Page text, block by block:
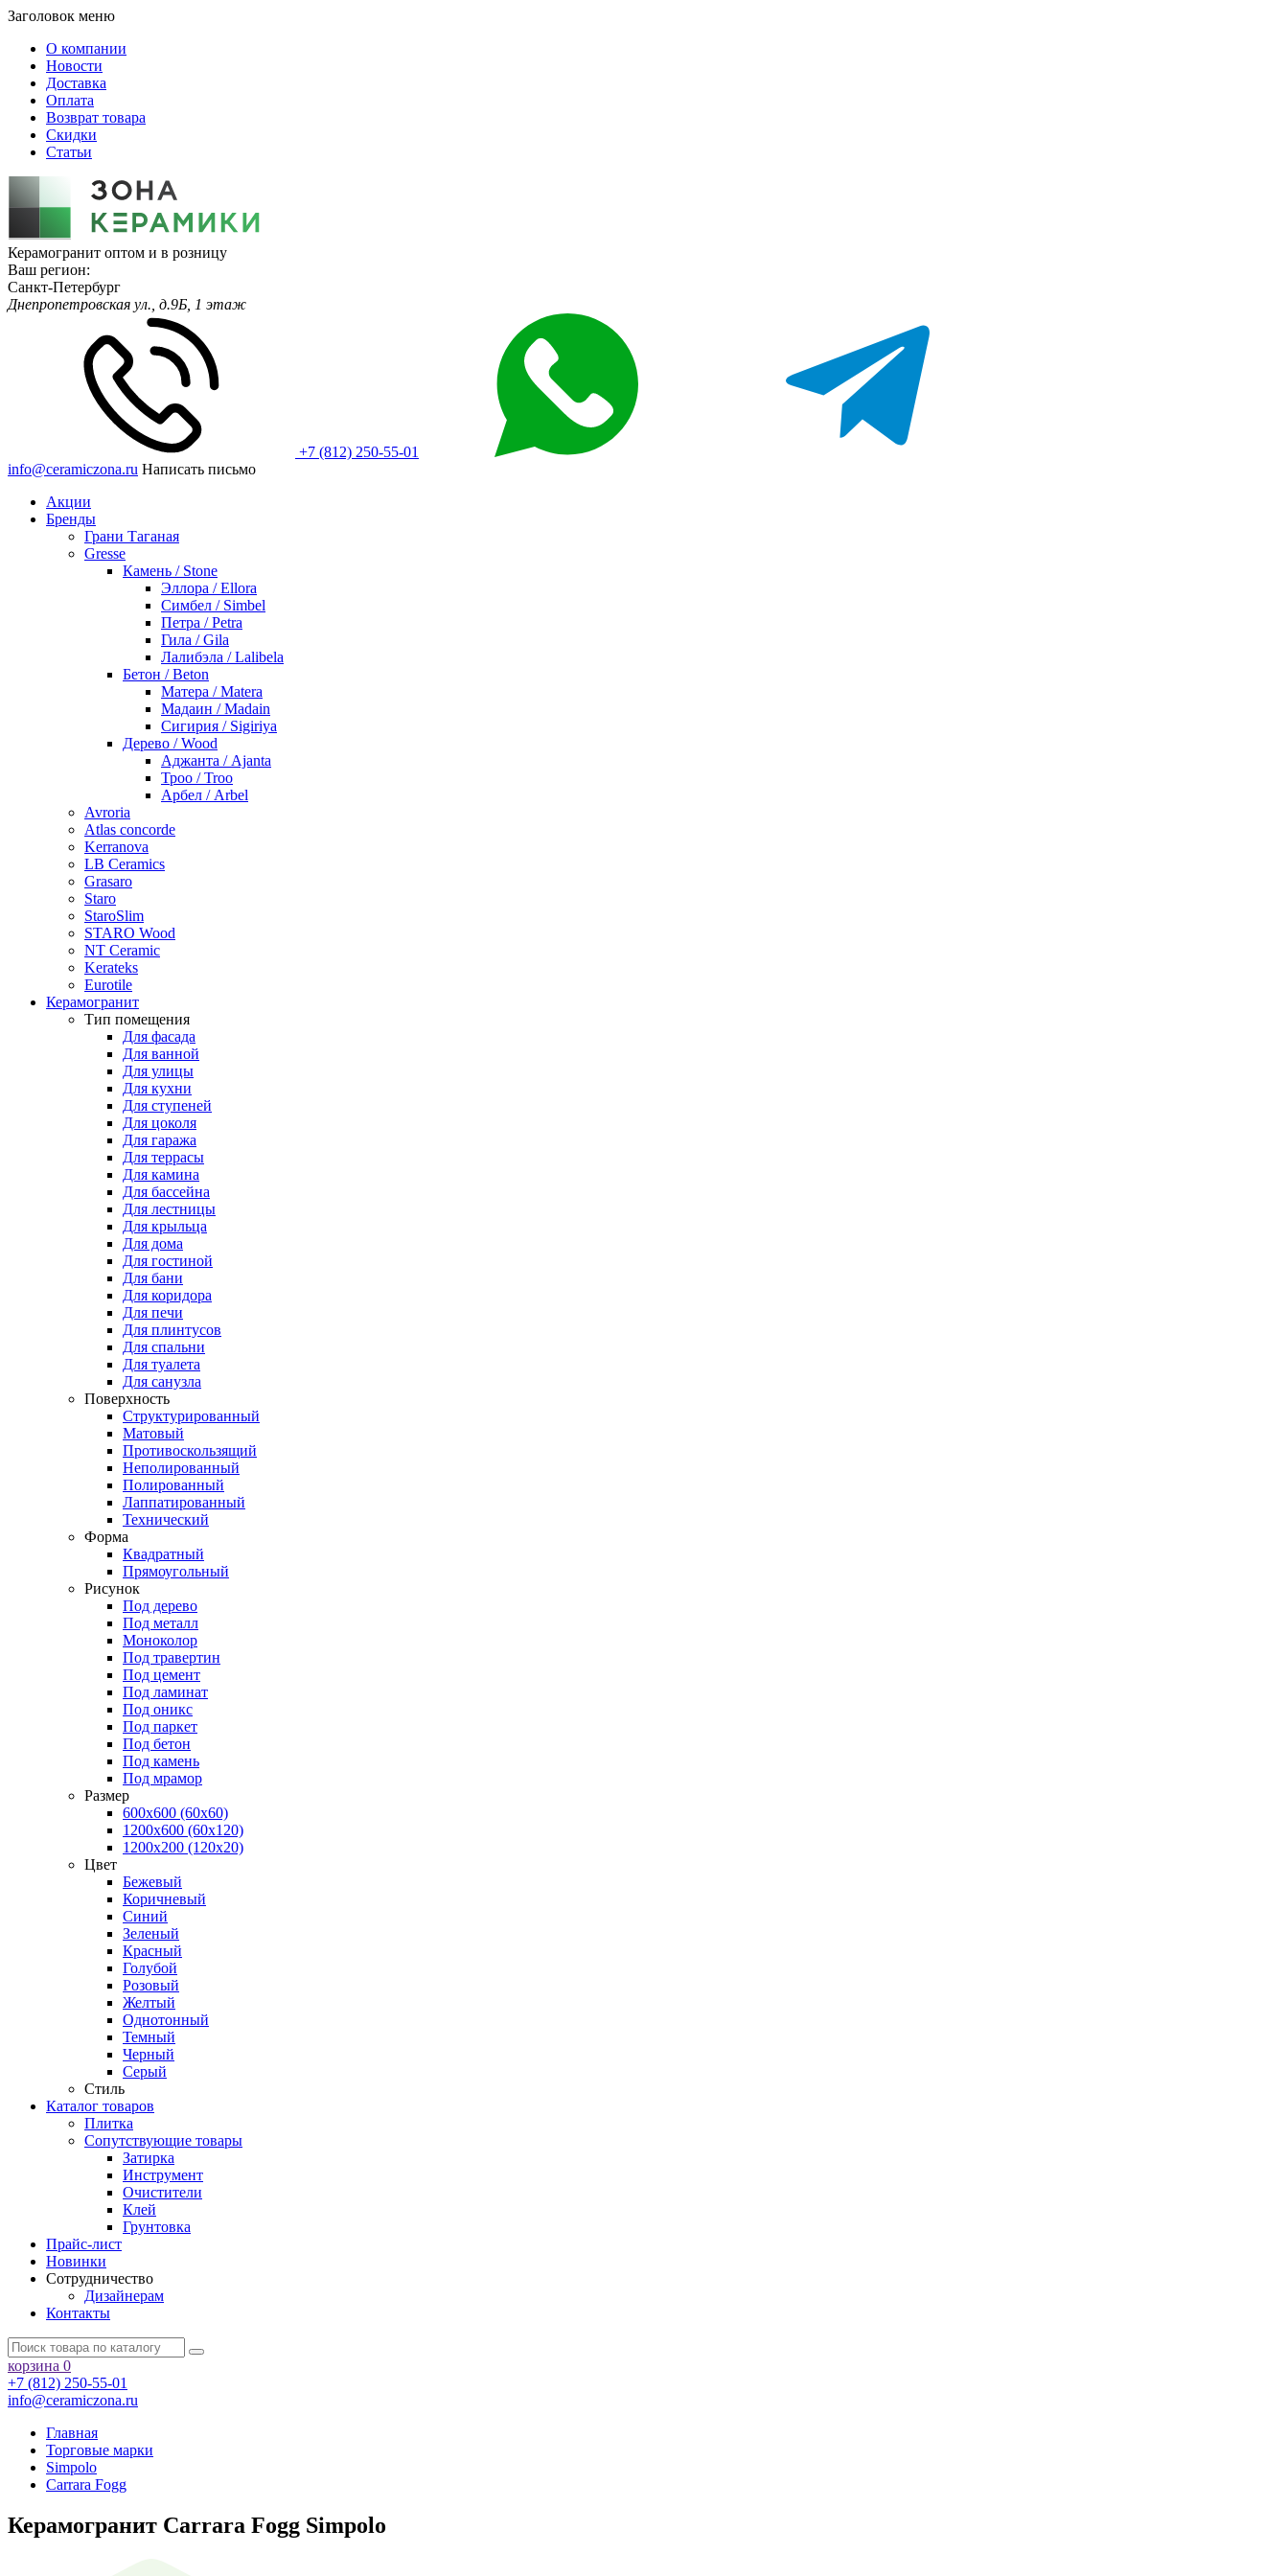
Заголовок меню
О компании
Новости
Доставка
Оплата
Возврат товара
Скидки
Статьи
Керамогранит оптом и в розницу
Ваш регион:
Санкт-Петербург
Днепропетровская ул., д.9Б, 1 этаж
+7 (812) 250-55-01
info@ceramiczona.ru Написать письмо
Акции
Бренды
Грани Таганая
Gresse
Камень / Stone
Эллора / Ellora
Симбел / Simbel
Петра / Petra
Гила / Gila
Лалибэла / Lalibela
Бетон / Beton
Матера / Matera
Мадаин / Madain
Сигирия / Sigiriya
Дерево / Wood
Аджанта / Ajanta
Троо / Troo
Арбел / Arbel
Avroria
Atlas concorde
Kerranova
LB Ceramics
Grasaro
Staro
StaroSlim
STARO Wood
NT Ceramic
Kerateks
Eurotile
Керамогранит
Тип помещения
Для фасада
Для ванной
Для улицы
Для кухни
Для ступеней
Для цоколя
Для гаража
Для террасы
Для камина
Для бассейна
Для лестницы
Для крыльца
Для дома
Для гостиной
Для бани
Для коридора
Для печи
Для плинтусов
Для спальни
Для туалета
Для санузла
Поверхность
Структурированный
Матовый
Противоскользящий
Неполированный
Полированный
Лаппатированный
Технический
Форма
Квадратный
Прямоугольный
Рисунок
Под дерево
Под металл
Моноколор
Под травертин
Под цемент
Под ламинат
Под оникс
Под паркет
Под бетон
Под камень
Под мрамор
Размер
600х600 (60х60)
1200х600 (60х120)
1200х200 (120x20)
Цвет
Бежевый
Коричневый
Синий
Зеленый
Красный
Голубой
Розовый
Желтый
Однотонный
Темный
Черный
Серый
Стиль
Каталог товаров
Плитка
Сопутствующие товары
Затирка
Инструмент
Очистители
Клей
Грунтовка
Прайс-лист
Новинки
Сотрудничество
Дизайнерам
Контакты
корзина 0
+7 (812) 250-55-01
info@ceramiczona.ru
Главная
Торговые марки
Simpolo
Carrara Fogg
Керамогранит Carrara Fogg Simpolo